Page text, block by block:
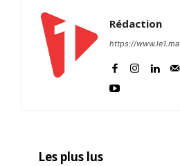
Rédaction
https://www.le1.ma
Les plus lus